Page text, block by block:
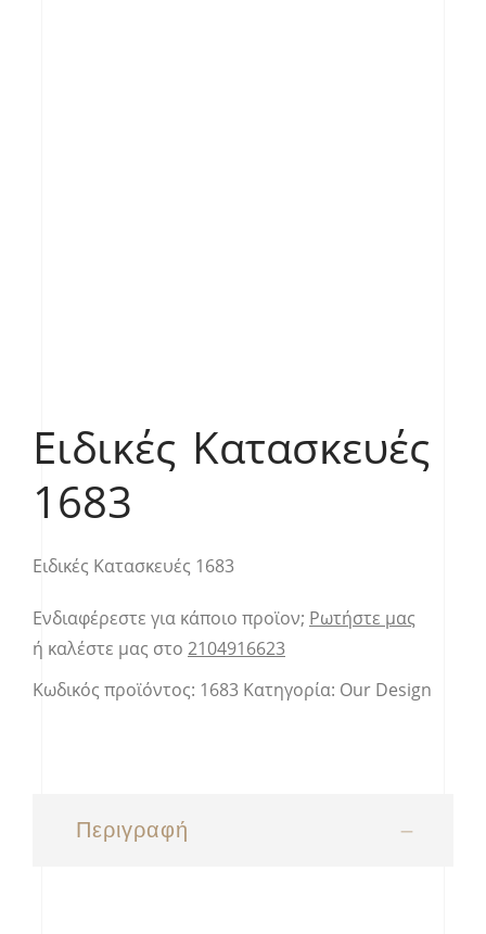
Ειδικές Κατασκευές
1683
Ειδικές Κατασκευές 1683
Ενδιαφέρεστε για κάποιο προϊον; Ρωτήστε μας
ή καλέστε μας στο 2104916623
Κωδικός προϊόντος: 1683 Κατηγορία: Our Design
Περιγραφή